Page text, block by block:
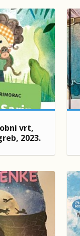
vrt,
2023.